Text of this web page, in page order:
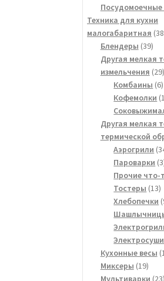
Техника для кухни
малогабаритная
Блендеры 3939
Другая мелкая
измельчения 2929
Комбаины 66
Кофемолки
Другая мелкая
термической
Аэрогрили
Пароварки 3
Прочие что-
Тостеры 1313
Хлебопечки
Кухонные весы
Миксеры 1919
Мультиварки 23